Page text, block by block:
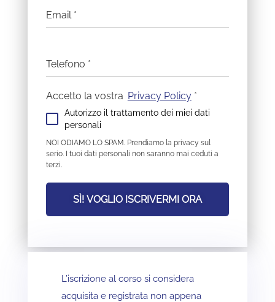
Email *
Telefono *
Accetto la vostra Privacy Policy *
Autorizzo il trattamento dei miei dati
personali
NOI ODIAMO LO SPAM. Prendiamo la privacy sul
serio. I tuoi dati personali non saranno mai ceduti a
terzi.
SÌ! VOGLIO ISCRIVERMI ORA
L’iscrizione al corso si considera
acquisita e registrata non appena